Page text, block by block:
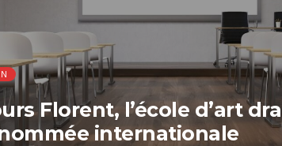
Florent, l’école d’art
internationale